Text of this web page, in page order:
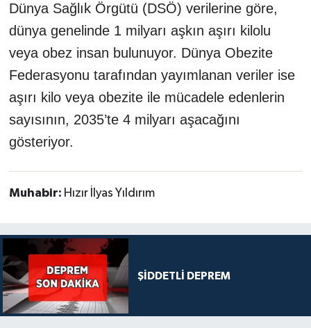
Dünya Sağlık Örgütü (DSÖ) verilerine göre,
dünya genelinde 1 milyarı aşkın aşırı kilolu
veya obez insan bulunuyor. Dünya Obezite
Federasyonu tarafından yayımlanan veriler ise
aşırı kilo veya obezite ile mücadele edenlerin
sayısının, 2035’te 4 milyarı aşacağını
gösteriyor.
Muhabir: Hızır İlyas Yıldırım
ŞİDDETLİ DEPREM